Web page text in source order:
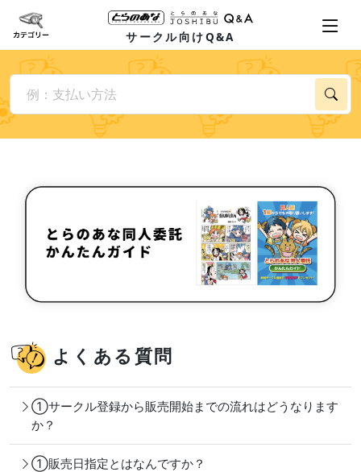
サークル向けQ&A
よくある質問
①サークル登録から販売開始までの流れはどうなります
か？
①販売日指定とはなんですか？